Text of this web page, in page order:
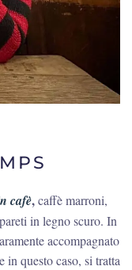
cafè,caffè marroni,
in legno scuro. In
accompagnato
questo caso, si tratta